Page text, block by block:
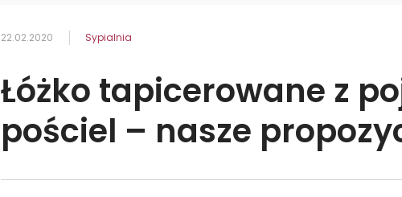
22.02.2020 Sypialnia
Łóżko tapicerowane z
pościel – nasze